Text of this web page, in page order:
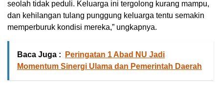
seolah tidak peduli. Keluarga ini tergolong kurang mampu,
dan kehilangan tulang punggung keluarga tentu semakin
memperburuk kondisi mereka,” ungkapnya.
Baca Juga :
Peringatan 1 Abad NU Jadi
Momentum Sinergi Ulama dan Pemerintah Daerah